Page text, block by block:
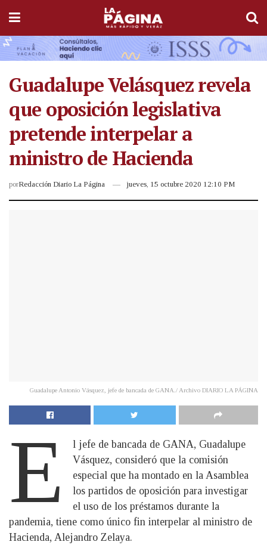
Guadalupe Velásquez revela
que oposición legislativa
pretende interpelar a
ministro de Hacienda
porRedacción Diario La Página jueves, 15 octubre 2020 12:10 PM
Guadalupe Antonio Vásquez, jefe de bancada de GANA./ Archivo DIARIO LA PÁGINA
E
l jefe de bancada de GANA, Guadalupe
Vásquez, consideró que la comisión
especial que ha montado en la Asamblea
los partidos de oposición para investigar
el uso de los préstamos durante la
pandemia, tiene como único fin interpelar al ministro de
Hacienda, Alejandro Zelaya.